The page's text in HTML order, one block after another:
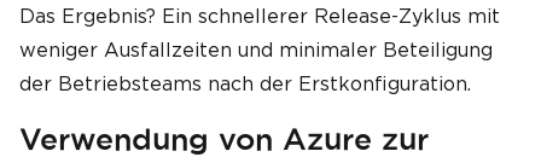
Das Ergebnis? Ein schnellerer Release-Zyklus mit
weniger Ausfallzeiten und minimaler Beteiligung
der Betriebsteams nach der Erstkonfiguration.
Verwendung von Azure zur